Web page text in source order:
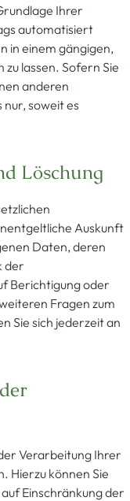
Ihrer
automatisiert
in einem gängigen,
lassen. Sofern Sie
anderen
soweit es
Löschung
Auskunft
Daten, deren
der
Berichtigung oder
Fragen zum
Sie sich jederzeit an
Verarbeitung Ihrer
Hierzu können Sie
Einschränkung der